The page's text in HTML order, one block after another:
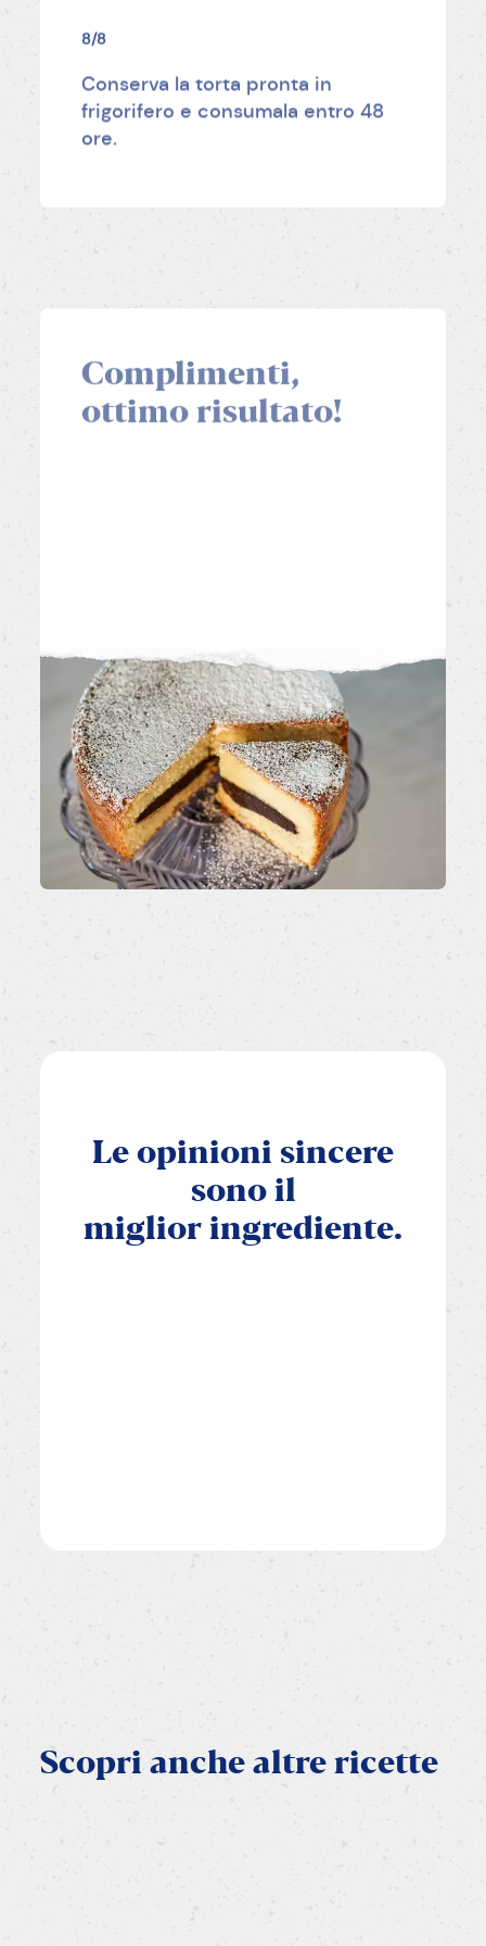
8/8
Conserva la torta pronta in
frigorifero e consumala entro 48
ore.
Complimenti,
ottimo risultato!
Le opinioni sincere
sono il
miglior ingrediente.
Scopri anche altre ricette